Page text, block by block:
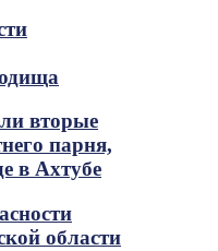
вторые
парня,
в Ахтубе
области